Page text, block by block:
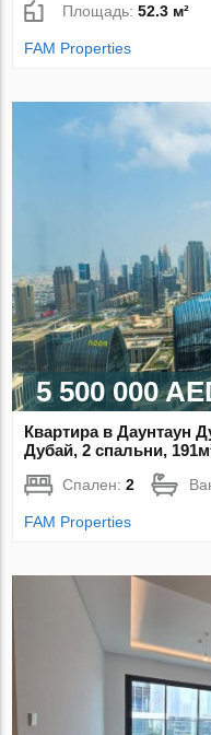
Площадь:52.3 м²
FAM Properties
5 500 000
Квартира в Даунтаун
Дубай, 2 спальни,
Спален:2
FAM Properties